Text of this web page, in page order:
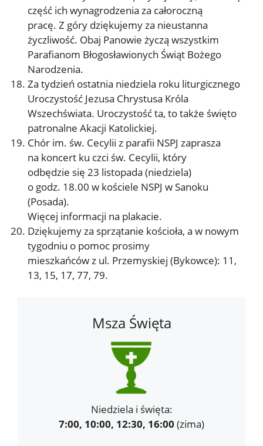
część ich wynagrodzenia za całoroczną
pracę. Z góry dziękujemy za nieustanna
życzliwość. Obaj Panowie życzą wszystkim
Parafianom Błogosławionych Świąt Bożego
Narodzenia.
Za tydzień ostatnia niedziela roku liturgicznego
Uroczystość Jezusa Chrystusa Króla
Wszechświata. Uroczystość ta, to także święto
patronalne Akacji Katolickiej.
Chór im. św. Cecylii z parafii NSPJ zaprasza
na koncert ku czci św. Cecylii, który
odbędzie się 23 listopada (niedziela)
o godz. 18.00 w kościele NSPJ w Sanoku
(Posada).
Więcej informacji na plakacie.
Dziękujemy za sprzątanie kościoła, a w nowym
tygodniu o pomoc prosimy
mieszkańców z ul. Przemyskiej (Bykowce): 11,
13, 15, 17, 77, 79.
Msza Święta
Niedziela i święta:
7:00, 10:00, 12:30, 16:00 (zima)